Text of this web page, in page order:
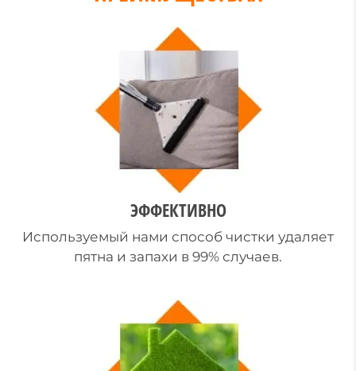
ЭФФЕКТИВНО
Используемый нами способ чистки удаляет
пятна и запахи в 99% случаев.